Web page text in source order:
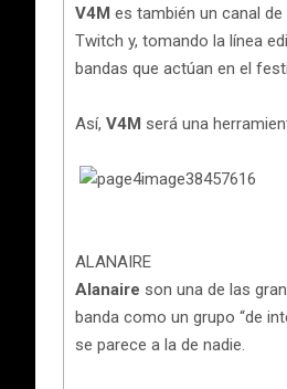
V4M es también un canal
Twitch y, tomando la línea
bandas que actúan en el
Así, V4M será una
ALANAIRE
Alanaire son una de las
banda como un grupo “de
se parece a la de nadie.